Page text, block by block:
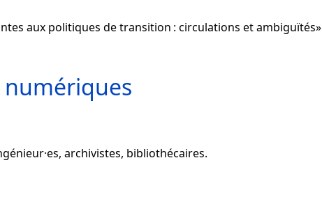
aux politiques de transition : circulations et ambiguïtés»
archivistes, bibliothécaires.